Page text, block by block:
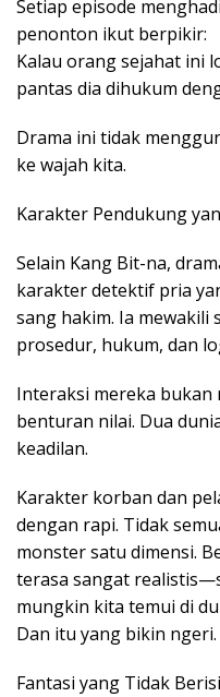
Setiap episode
penonton ikut berpikir:
Kalau orang sejahat ini
pantas dia dihukum
Drama ini tidak
ke wajah kita.
Karakter Pendukung
Selain Kang Bit-na,
karakter detektif pria
sang hakim. Ia mewakili
prosedur, hukum, dan
Interaksi mereka bukan
benturan nilai. Dua
keadilan.
Karakter korban dan
dengan rapi. Tidak
monster satu dimensi.
terasa sangat
mungkin kita temui di
Dan itu yang bikin ngeri.
Fantasi yang Tidak